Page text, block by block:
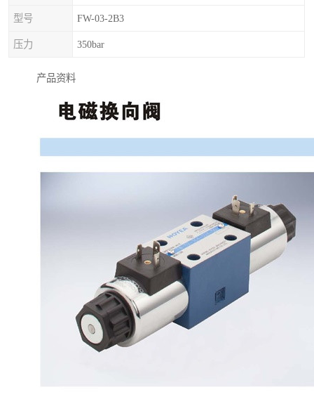
型号 FW-03-2B3
压力 350bar
产品资料